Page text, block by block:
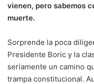
vienen, pero sabemos
muerte.
Sorprende la poca
Presidente Boric y la
seriamente un camino
trampa constitucional.